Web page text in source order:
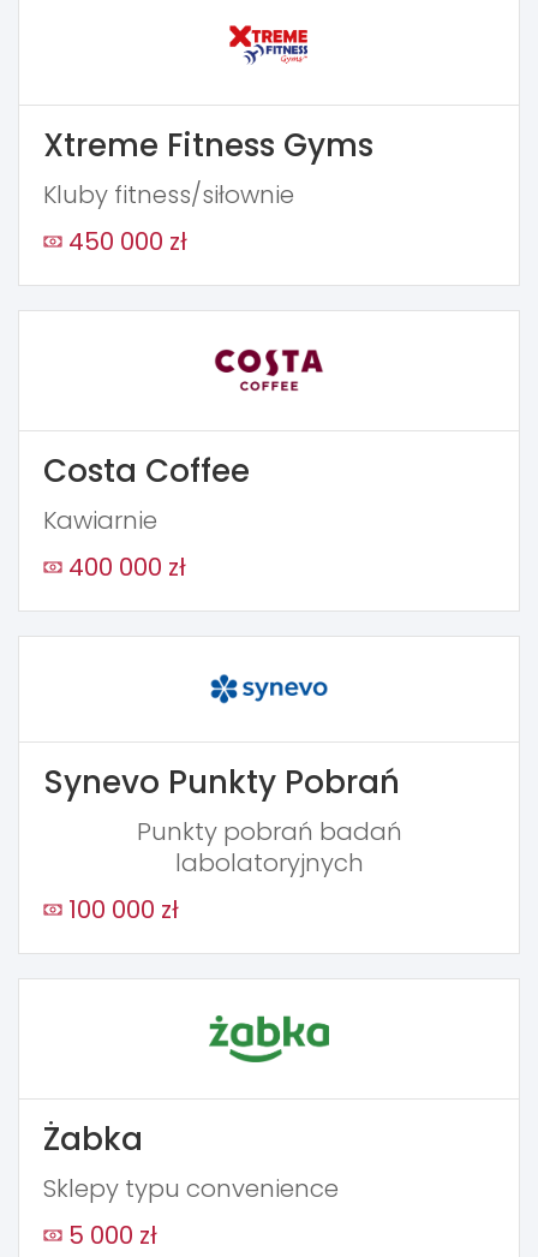
Xtreme Fitness Gyms
Kluby fitness/siłownie
450 000 zł
Costa Coffee
Kawiarnie
400 000 zł
Synevo Punkty Pobrań
Punkty pobrań badań
labolatoryjnych
100 000 zł
Żabka
Sklepy typu convenience
5 000 zł